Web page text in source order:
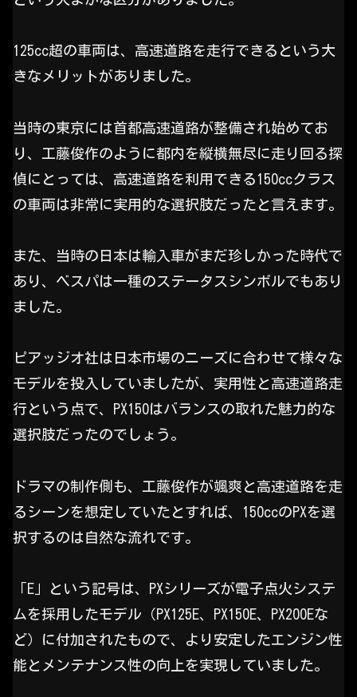
125cc超の車両は、高速道路を走行できるという大
きなメリットがありました。
当時の東京には首都高速道路が整備され始めてお
り、工藤俊作のように都内を縦横無尽に走り回る探
偵にとっては、高速道路を利用できる150ccクラス
の車両は非常に実用的な選択肢だったと言えます。
また、当時の日本は輸入車がまだ珍しかった時代で
あり、ベスパは一種のステータスシンボルでもあり
ました。
ピアッジオ社は日本市場のニーズに合わせて様々な
モデルを投入していましたが、実用性と高速道路走
行という点で、PX150はバランスの取れた魅力的な
選択肢だったのでしょう。
ドラマの制作側も、工藤俊作が颯爽と高速道路を走
るシーンを想定していたとすれば、150ccのPXを選
択するのは自然な流れです。
「E」という記号は、PXシリーズが電子点火システ
ムを採用したモデル（PX125E、PX150E、PX200Eな
ど）に付加されたもので、より安定したエンジン性
能とメンテナンス性の向上を実現していました。